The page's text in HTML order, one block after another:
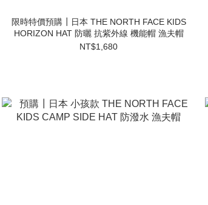
限時特價預購┃日本 THE NORTH FACE KIDS
HORIZON HAT 防曬 抗紫外線 機能帽 漁夫帽
NT$1,680